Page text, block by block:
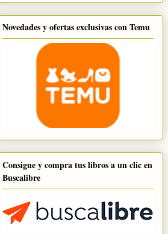
Novedades y ofertas exclusivas con Temu
Consigue y compra tus libros a un clic en
Buscalibre